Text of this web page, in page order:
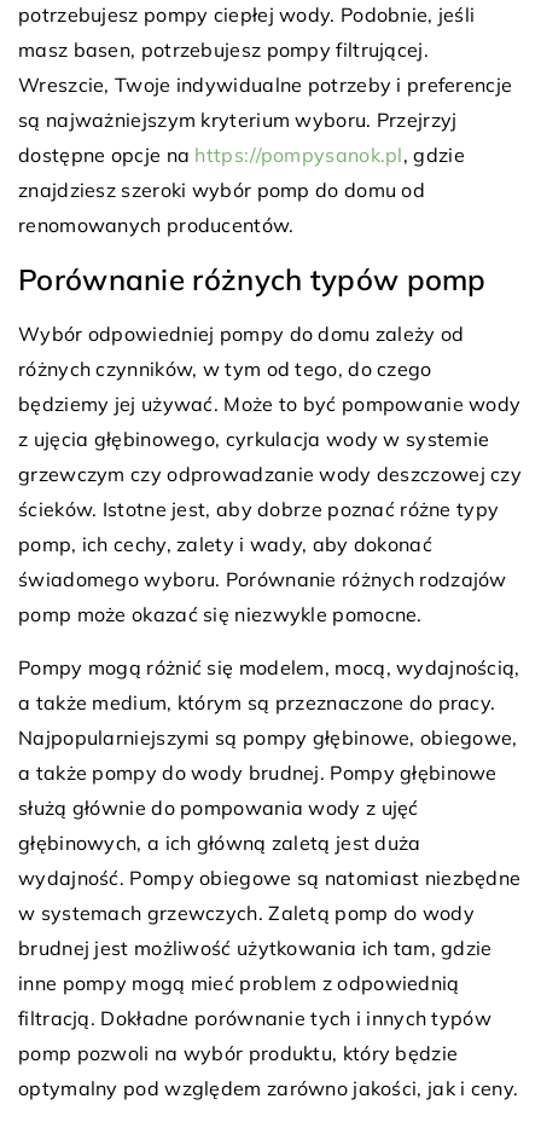
potrzebujesz pompy ciepłej wody. Podobnie, jeśli
masz basen, potrzebujesz pompy filtrującej.
Wreszcie, Twoje indywidualne potrzeby i preferencje
są najważniejszym kryterium wyboru. Przejrzyj
dostępne opcje na https://pompysanok.pl, gdzie
znajdziesz szeroki wybór pomp do domu od
renomowanych producentów.
Porównanie różnych typów pomp
Wybór odpowiedniej pompy do domu zależy od
różnych czynników, w tym od tego, do czego
będziemy jej używać. Może to być pompowanie wody
z ujęcia głębinowego, cyrkulacja wody w systemie
grzewczym czy odprowadzanie wody deszczowej czy
ścieków. Istotne jest, aby dobrze poznać różne typy
pomp, ich cechy, zalety i wady, aby dokonać
świadomego wyboru. Porównanie różnych rodzajów
pomp może okazać się niezwykle pomocne.
Pompy mogą różnić się modelem, mocą, wydajnością,
a także medium, którym są przeznaczone do pracy.
Najpopularniejszymi są pompy głębinowe, obiegowe,
a także pompy do wody brudnej. Pompy głębinowe
służą głównie do pompowania wody z ujęć
głębinowych, a ich główną zaletą jest duża
wydajność. Pompy obiegowe są natomiast niezbędne
w systemach grzewczych. Zaletą pomp do wody
brudnej jest możliwość użytkowania ich tam, gdzie
inne pompy mogą mieć problem z odpowiednią
filtracją. Dokładne porównanie tych i innych typów
pomp pozwoli na wybór produktu, który będzie
optymalny pod względem zarówno jakości, jak i ceny.